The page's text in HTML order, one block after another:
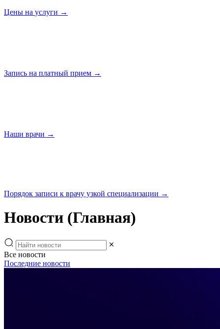
Цены на услуги →
Запись на платный прием →
Наши врачи →
Порядок записи к врачу узкой специализации →
Новости (Главная)
Все новости
Последние новости